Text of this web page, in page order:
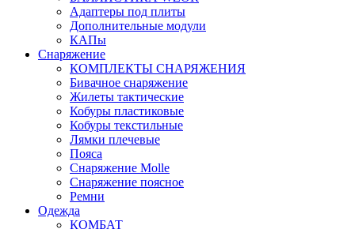
Адаптеры под плиты
Дополнительные модули
КАПы
Снаряжение
КОМПЛЕКТЫ СНАРЯЖЕНИЯ
Бивачное снаряжение
Жилеты тактические
Кобуры пластиковые
Кобуры текстильные
Лямки плечевые
Пояса
Снаряжение Molle
Снаряжение поясное
Ремни
Одежда
КОМБАТ